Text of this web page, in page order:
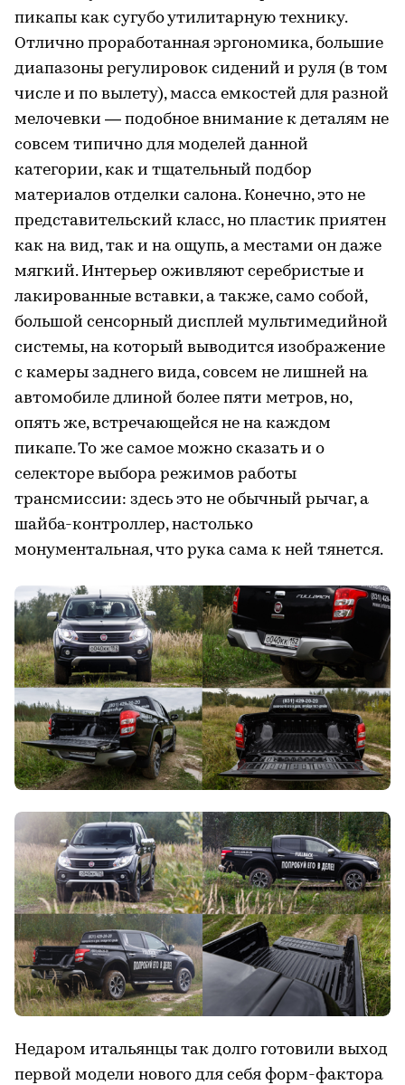
пикапы как сугубо утилитарную технику.
Отлично проработанная эргономика, большие
диапазоны регулировок сидений и руля (в том
числе и по вылету), масса емкостей для разной
мелочевки — подобное внимание к деталям не
совсем типично для моделей данной
категории, как и тщательный подбор
материалов отделки салона. Конечно, это не
представительский класс, но пластик приятен
как на вид, так и на ощупь, а местами он даже
мягкий. Интерьер оживляют серебристые и
лакированные вставки, а также, само собой,
большой сенсорный дисплей мультимедийной
системы, на который выводится изображение
с камеры заднего вида, совсем не лишней на
автомобиле длиной более пяти метров, но,
опять же, встречающейся не на каждом
пикапе. То же самое можно сказать и о
селекторе выбора режимов работы
трансмиссии: здесь это не обычный рычаг, а
шайба-контроллер, настолько
монументальная, что рука сама к ней тянется.
Недаром итальянцы так долго готовили выход
первой модели нового для себя форм-фактора